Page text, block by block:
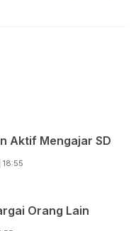
Aktif Mengajar SD
Orang Lain